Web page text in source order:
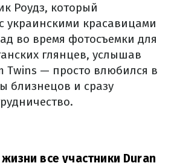
Роудз, который
украинскими красавицами
во время фотосъемки для
глянцев, услышав
Twins — просто влюбился в
близнецов и сразу
все участники Duran